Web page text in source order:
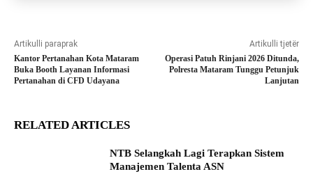
Artikulli paraprak
Kantor Pertanahan Kota Mataram
Buka Booth Layanan Informasi
Pertanahan di CFD Udayana
Artikulli tjetër
Operasi Patuh Rinjani 2026 Ditunda,
Polresta Mataram Tunggu Petunjuk
Lanjutan
RELATED ARTICLES
NTB Selangkah Lagi Terapkan Sistem
Manajemen Talenta ASN